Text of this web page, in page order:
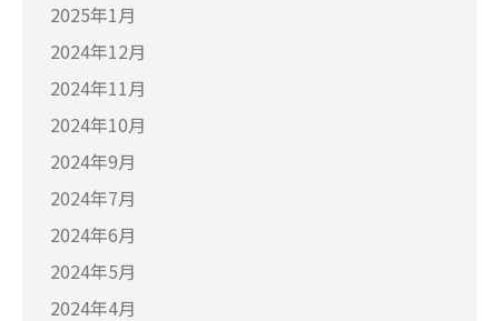
2025年1月
2024年12月
2024年11月
2024年10月
2024年9月
2024年7月
2024年6月
2024年5月
2024年4月